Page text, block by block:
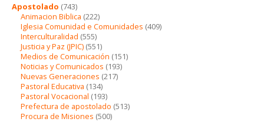
Apostolado (743)
Animacion Biblica (222)
Iglesia Comunidad e Comunidades (409)
Interculturalidad (555)
Justicia y Paz (JPIC) (551)
Medios de Comunicación (151)
Noticias y Comunicados (193)
Nuevas Generaciones (217)
Pastoral Educativa (134)
Pastoral Vocacional (193)
Prefectura de apostolado (513)
Procura de Misiones (500)